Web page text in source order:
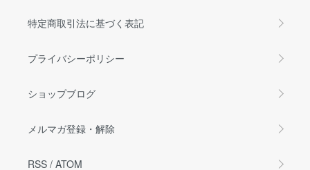
特定商取引法に基づく表記
プライバシーポリシー
ショップブログ
メルマガ登録・解除
RSS / ATOM